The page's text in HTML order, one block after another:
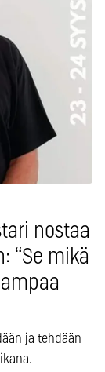
nostaa
“Se mikä
ja tehdään